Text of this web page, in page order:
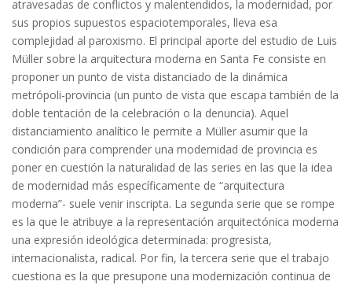
atravesadas de conflictos y malentendidos, la modernidad, por
sus propios supuestos espaciotemporales, lleva esa
complejidad al paroxismo. El principal aporte del estudio de Luis
Müller sobre la arquitectura moderna en Santa Fe consiste en
proponer un punto de vista distanciado de la dinámica
metrópoli-provincia (un punto de vista que escapa también de la
doble tentación de la celebración o la denuncia). Aquel
distanciamiento analítico le permite a Müller asumir que la
condición para comprender una modernidad de provincia es
poner en cuestión la naturalidad de las series en las que la idea
de modernidad más específicamente de “arquitectura
moderna”- suele venir inscripta. La segunda serie que se rompe
es la que le atribuye a la representación arquitectónica moderna
una expresión ideológica determinada: progresista,
internacionalista, radical. Por fin, la tercera serie que el trabajo
cuestiona es la que presupone una modernización continua de